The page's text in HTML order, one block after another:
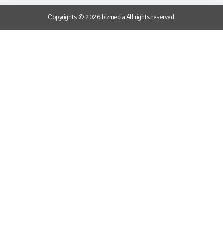
Copyrights © 2026 bizmedia All rights reserved.